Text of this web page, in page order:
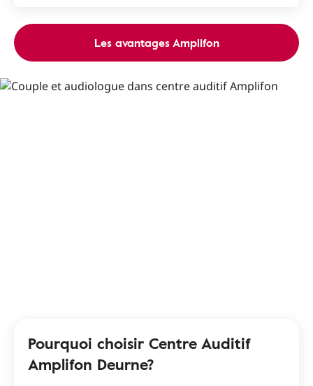
Les avantages Amplifon
Pourquoi choisir Centre Auditif
Amplifon Deurne?